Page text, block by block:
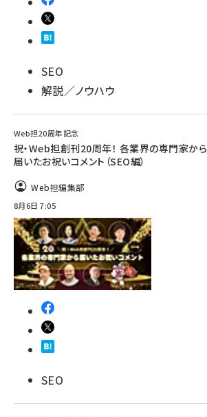
SEO
解説／ノウハウ
Web担20周年記念
祝・Web担創刊20周年！ 各業界の専門家から
届いたお祝いコメント（SEO編）
Web担編集部
8月6日 7:05
SEO